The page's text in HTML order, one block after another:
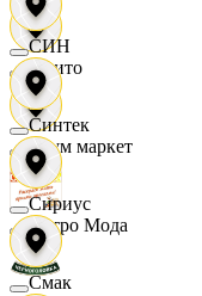
Фрито
Хоум маркет
Цетро Мода
СИН
Синтек
Сириус
Смак